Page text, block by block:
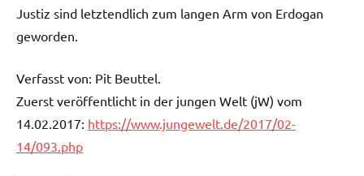
Justiz sind letztendlich zum langen Arm von Erdogan
geworden.
Verfasst von: Pit Beuttel.
Zuerst veröffentlicht in der jungen Welt (jW) vom
14.02.2017: https://www.jungewelt.de/2017/02-
14/093.php